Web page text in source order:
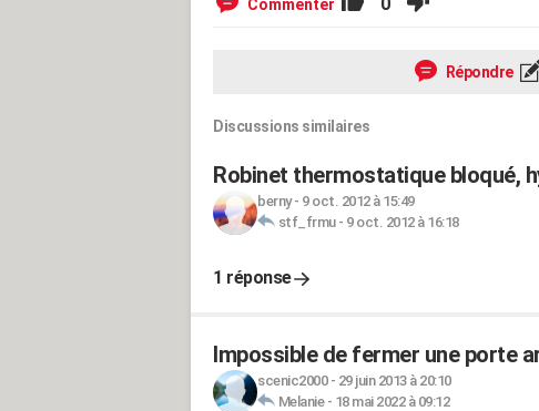
Commenter
Répondre
Discussions similaires
Robinet thermostatique bloqué,
berny- 9 oct. 2012 à 15:49
stf_frmu- 9 oct. 2012 à 16:18
1 réponse
Impossible de fermer une porte
scenic2000- 29 juin 2013 à 20:10
Melanie- 18 mai 2022 à 09:12